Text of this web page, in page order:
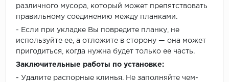
различного мусора, который может препятствовать
правильному соединению между планками.
- Если при укладке Вы повредите планку, не
используйте ее, а отложите в сторону — она может
пригодиться, когда нужна будет только ее часть.
Заключительные работы по установке:
- Удалите распорные клинья. Не заполняйте чем-